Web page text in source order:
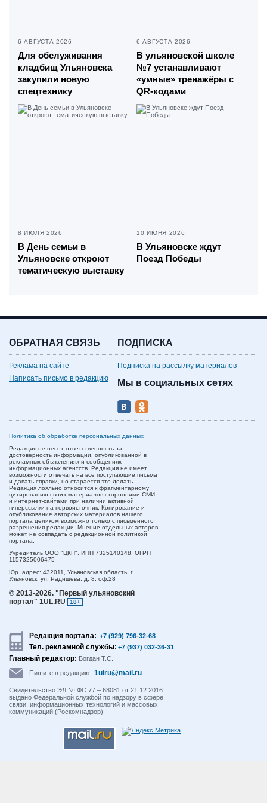
6 АВГУСТА 2026
Для обслуживания
кладбищ Ульяновска
закупили новую
спецтехнику
6 АВГУСТА 2026
В ульяновской школе
№7 устанавливают
«умные» тренажёры с
QR-кодами
8 ИЮЛЯ 2026
В День семьи в
Ульяновске откроют
тематическую выставку
10 ИЮНЯ 2026
В Ульяновске ждут
Поезд Победы
ОБРАТНАЯ СВЯЗЬ
Реклама на сайте
Написать письмо в редакцию
ПОДПИСКА
Подписка на рассылку материалов
Мы в социальных сетях
Политика об обработке персональных данных
Редакция не несет ответственность за
достоверность информации, опубликованной в
рекламных объявлениях и сообщениях
информационных агентств. Редакция не имеет
возможности отвечать на все поступающие письма
и давать справки, но старается это делать.
Редакция лояльно относится к фрагментарному
цитированию своих материалов сторонними СМИ
и интернет-сайтами при наличии активной
гиперссылки на первоисточник. Копирование и
опубликование авторских материалов нашего
портала целиком возможно только с письменного
разрешения редакции. Мнение отдельных авторов
может не совпадать с редакционной политикой
портала.
Учредитель ООО "ЦКП". ИНН 7325140148, ОГРН
1157325006475
Юр. адрес: 432011, Ульяновская область, г.
Ульяновск, ул. Радищева, д. 8, оф.28
© 2013-2026. "Первый ульяновский
портал" 1UL.RU
18+
Редакция портала: +7 (929) 796-32-68
Тел. рекламной службы: +7 (937) 032-36-31
Главный редактор: Богдан Т.С.
Пишите в редакцию: 1ulru@mail.ru
Свидетельство ЭЛ № ФС 77 – 68081 от 21.12.2016
выдано Федеральной службой по надзору в сфере
связи, информационных технологий и массовых
коммуникаций (Роскомнадзор).